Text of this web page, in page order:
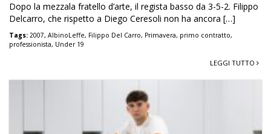
Dopo la mezzala fratello d’arte, il regista basso da 3-5-2. Filippo
Delcarro, che rispetto a Diego Ceresoli non ha ancora […]
Tags: 2007, AlbinoLeffe, Filippo Del Carro, Primavera, primo contratto,
professionista, Under 19
LEGGI TUTTO